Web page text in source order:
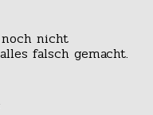
noch nicht
falsch gemacht.